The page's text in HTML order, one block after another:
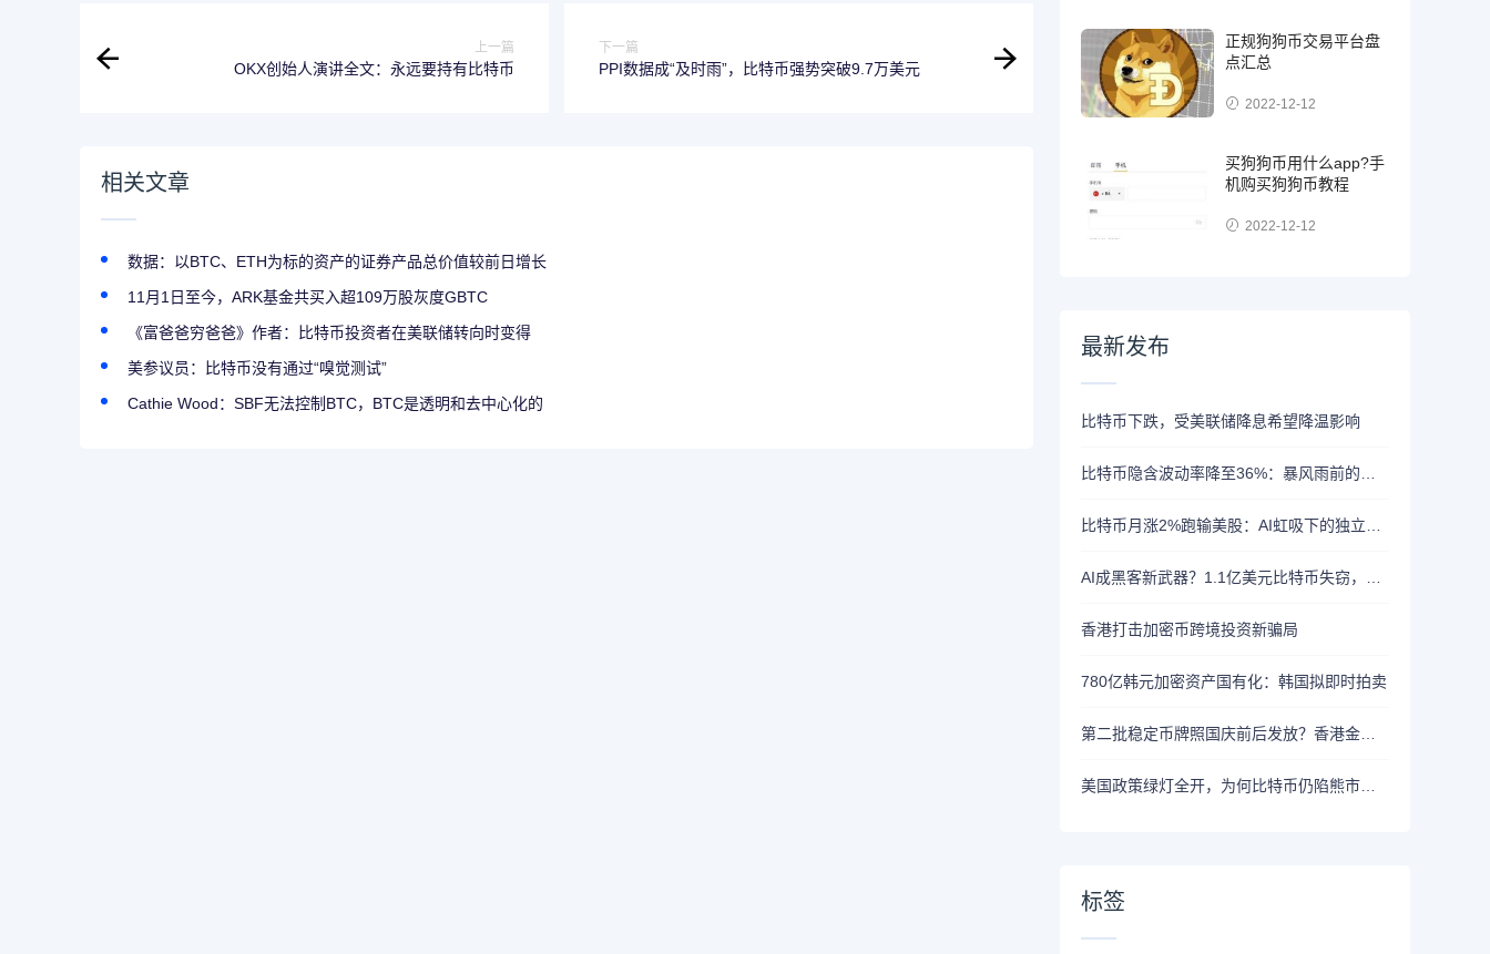
上一篇
OKX创始人演讲全文：永远要持有比特币
下一篇
PPI数据成“及时雨”，比特币强势突破9.7万美元
相关文章
数据：以BTC、ETH为标的资产的证券产品总价值较前日增长
11月1日至今，ARK基金共买入超109万股灰度GBTC
《富爸爸穷爸爸》作者：比特币投资者在美联储转向时变得
美参议员：比特币没有通过“嗅觉测试”
Cathie Wood：SBF无法控制BTC，BTC是透明和去中心化的
正规狗狗币交易平台盘
点汇总
2022-12-12
买狗狗币用什么app?手
机购买狗狗币教程
2022-12-12
最新发布
比特币下跌，受美联储降息希望降温影响
香港打击加密币跨境投资新骗局
780亿韩元加密资产国有化：韩国拟即时拍卖
标签